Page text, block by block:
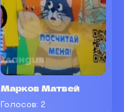
Марков Матвей
Голосов: 2